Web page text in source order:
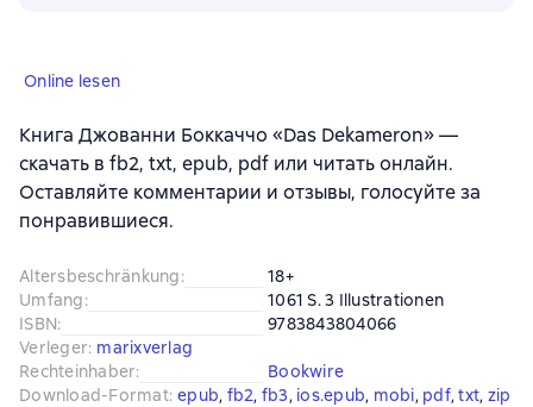
Online lesen
Книга Джованни Боккаччо «Das Dekameron» —
скачать в fb2, txt, epub, pdf или читать онлайн.
Оставляйте комментарии и отзывы, голосуйте за
понравившиеся.
Altersbeschränkung:
18+
Umfang:
1061 S. 3 Illustrationen
ISBN:
9783843804066
Verleger: marixverlag
Rechteinhaber:
Bookwire
Download-Format: epub, fb2, fb3, ios.epub, mobi, pdf, txt, zip